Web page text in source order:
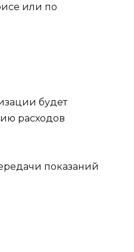
или по
будет
расходов
показаний